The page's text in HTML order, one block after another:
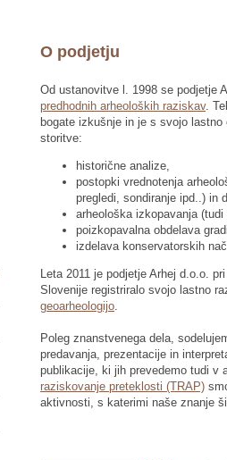
O podjetju
Od ustanovitve l. 1998 se podjetje
predhodnih arheoloških raziskav.
bogate izkušnje in je s svojo
storitve:
historične analize,
postopki vrednotenja
pregledi, sondiranje ipd..) in
arheološka izkopavanja
poizkopavalna obdelava
izdelava konservatorskih
Leta 2011 je podjetje Arhej d.o.o.
Slovenije registriralo svojo lastno
geoarheologijo.
Poleg znanstvenega dela,
predavanja, prezentacije in
publikacije, ki jih prevedemo tudi v
raziskovanje preteklosti (TRAP)
aktivnosti, s katerimi naše znanje